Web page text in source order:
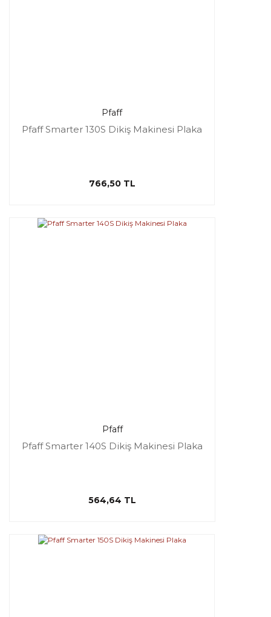
Pfaff
Pfaff Smarter 130S Dikiş Makinesi Plaka
766,50 TL
Pfaff
Pfaff Smarter 140S Dikiş Makinesi Plaka
564,64 TL